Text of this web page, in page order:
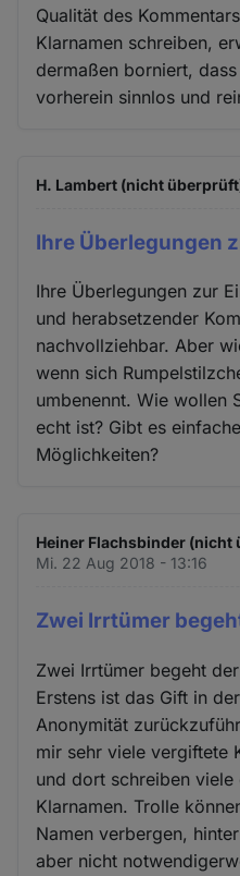
Qualität des
Klarnamen schreiben,
dermaßen borniert,
vorherein sinnlos und
H. Lambert (nicht
Ihre Überlegungen
Ihre Überlegungen zur
und herabsetzender
nachvollziehbar. Aber
wenn sich
umbenennt. Wie wollen
echt ist? Gibt es
Möglichkeiten?
Heiner Flachsbinder (nicht
Mi. 22 Aug 2018 - 13:16
Zwei Irrtümer
Zwei Irrtümer begeht
Erstens ist das Gift in
Anonymität
mir sehr viele vergiftete
und dort schreiben viele
Klarnamen. Trolle
Namen verbergen,
aber nicht